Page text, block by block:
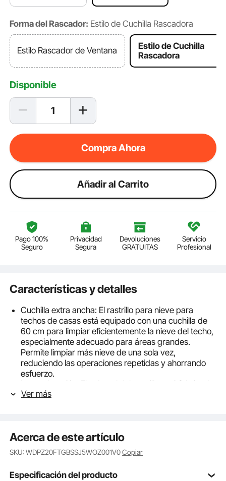
Forma del Rascador: Estilo de Cuchilla Rascadora
Estilo Rascador de Ventana
Estilo de Cuchilla
Rascadora
Disponible
Compra Ahora
Añadir al Carrito
Pago 100%
Seguro
Privacidad
Segura
Devoluciones
GRATUITAS
Servicio
Profesional
Características y detalles
Cuchilla extra ancha: El rastrillo para nieve para
techos de casas está equipado con una cuchilla de
60 cm para limpiar eficientemente la nieve del techo,
especialmente adecuado para áreas grandes.
Permite limpiar más nieve de una sola vez,
reduciendo las operaciones repetidas y ahorrando
esfuerzo.
Larga duración: El cabezal del rastrillo está fabricado
con PP de alta resistencia. La resistencia al frío de
que garantiza estabilidad para un uso prolongado.
Mango ajustable: El rastrillo para nieve de techo
cuenta con un mango ajustable que se adapta a
diferentes alturas de techo, lo que permite retirarlo
Ver más
Acerca de este artículo
SKU: WDPZ20FTGBSSJ5WOZ001V0Copiar
Especificación del producto